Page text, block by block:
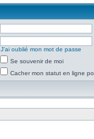
J’ai oublié mon mot de passe
Se souvenir de moi
Cacher mon statut en ligne